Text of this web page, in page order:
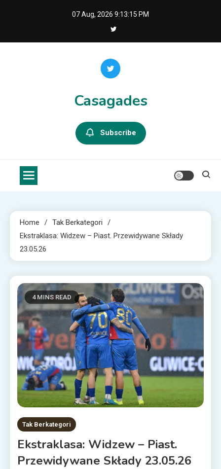
07 Aug, 2026 9:13:16 PM
Casagades
Subscribe
Home
Tak Berkategori
Ekstraklasa: Widzew – Piast. Przewidywane Składy
23.05.26
4 MINS READ
Tak Berkategori
Ekstraklasa: Widzew – Piast.
Przewidywane Składy 23.05.26